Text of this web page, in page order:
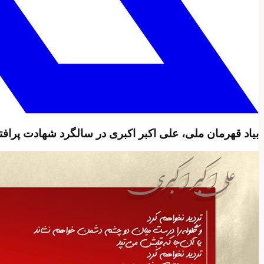
بیاد قهرمان ملی، علی اکبر اکبری در سالگرد شهادت